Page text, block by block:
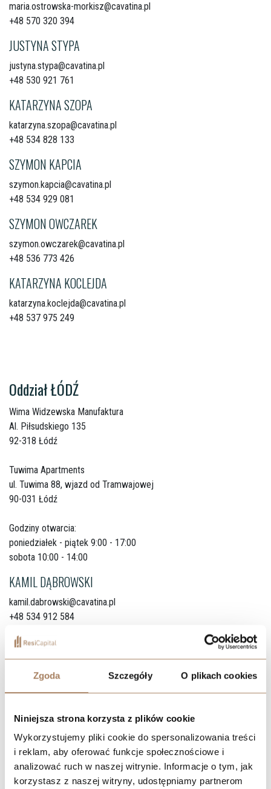
Zgoda Szczegóły O plikach cookies
Niniejsza strona korzysta z plików cookie
Wykorzystujemy pliki cookie do spersonalizowania treści
i reklam, aby oferować funkcje społecznościowe i
analizować ruch w naszej witrynie. Informacje o tym, jak
korzystasz z naszej witryny, udostępniamy partnerom
maria.ostrowska-morkisz@cavatina.pl
+48 570 320 394
JUSTYNA STYPA
justyna.stypa@cavatina.pl
+48 530 921 761
KATARZYNA SZOPA
katarzyna.szopa@cavatina.pl
+48 534 828 133
SZYMON KAPCIA
szymon.kapcia@cavatina.pl
+48 534 929 081
SZYMON OWCZAREK
szymon.owczarek@cavatina.pl
+48 536 773 426
KATARZYNA KOCLEJDA
katarzyna.koclejda@cavatina.pl
+48 537 975 249
Oddział ŁÓDŹ
Wima Widzewska Manufaktura
Al. Piłsudskiego 135
92-318 Łódź
Tuwima Apartments
ul. Tuwima 88, wjazd od Tramwajowej
90-031 Łódź
Godziny otwarcia:
poniedziałek - piątek 9:00 - 17:00
sobota 10:00 - 14:00
KAMIL DĄBROWSKI
kamil.dabrowski@cavatina.pl
+48 534 912 584
JULIA TEZCAN
julia.tezcan@cavatina.pl
+48 537 130 398
angelika.sobolewska@cavatina.pl
+48 533 721 151
MARIUSZ GRZELCZAK
mariusz.grzelczak@cavatina.pl